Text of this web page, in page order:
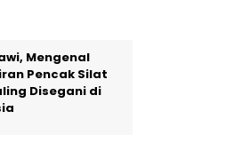
Mengenal
Pencak Silat
Disegani di